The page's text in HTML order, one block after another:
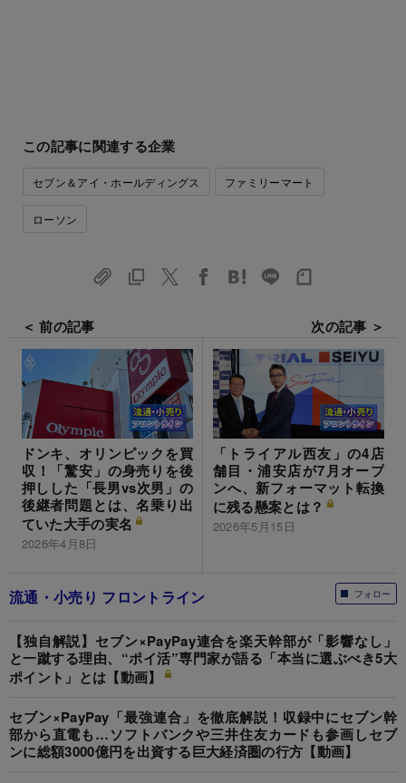
この記事に関連する企業
セブン＆アイ・ホールディングス ファミリーマート
ローソン
＜ 前の記事
ドンキ、オリンピックを買
収！「驚安」の身売りを後
押しした「長男vs次男」の
後継者問題とは、名乗り出
ていた大手の実名
2026年4月8日
次の記事 ＞
「トライアル西友」の4店
舗目・浦安店が7月オープ
ンへ、新フォーマット転換
に残る懸案とは？
2026年5月15日
フォロー
流通・小売り フロントライン
【独自解説】セブン×PayPay連合を楽天幹部が「影響なし」
と一蹴する理由、“ポイ活”専門家が語る「本当に選ぶべき5大
ポイント」とは【動画】
セブン×PayPay「最強連合」を徹底解説！収録中にセブン幹
部から直電も…ソフトバンクや三井住友カードも参画しセブ
ンに総額3000億円を出資する巨大経済圏の行方【動画】